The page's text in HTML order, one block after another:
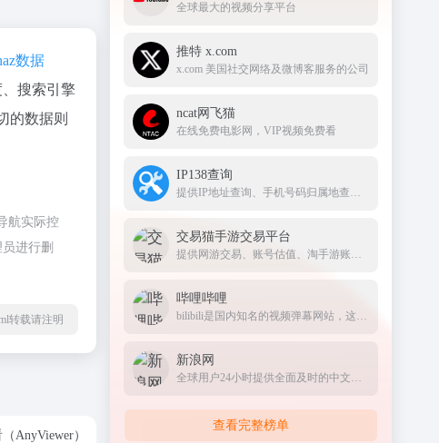
数据
搜索引擎
的数据则
航实际控
进行删
转载请注明
AnyViewer）
全球最大的视频分享平台
推特 x.com
x.com 美国社交网络及微博客服务的公司
ncat网飞猫
在线免费电影网，VIP视频免费看
IP138查询
提供IP地址查询、手机号码归属地查询、邮政编码查询及身份证号码验证等服务
交易猫手游交易平台
提供网游交易、账号估值、淘手游账号、装备道具交易、买号卖号、游戏代练、苹果代充值、游戏充值、首充号等服务，手游交易就上交易猫官网
哔哩哔哩
bilibili是国内知名的视频弹幕网站，这里有及时的动漫新番，活跃的ACG氛围，有创意的Up主。大家可以在这里找到许多欢乐。
新浪网
全球用户24小时提供全面及时的中文资讯
查看完整榜单